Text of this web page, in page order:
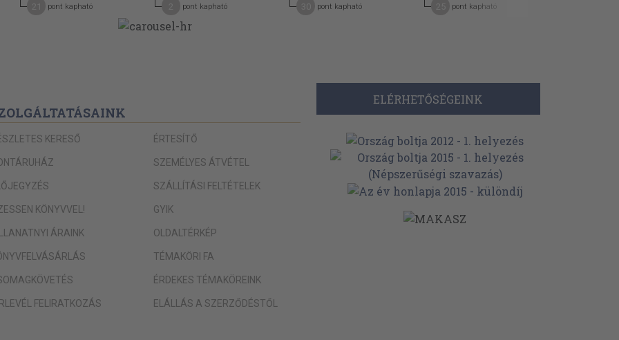
653, 685, 717, 745, 777
pont kapható pont kapható pont kapható pont kapható
KERESŐ
KÖNYVVEL!
ÁRAINK
FELIRATKOZÁS
ÉRTESÍTŐ
SZEMÉLYES ÁTVÉTEL
SZÁLLÍTÁSI FELTÉTELEK
GYIK
OLDALTÉRKÉP
TÉMAKÖRI FA
ÉRDEKES TÉMAKÖREINK
ELÁLLÁS A SZERZŐDÉSTŐL
ELÉRHETŐSÉGEINK